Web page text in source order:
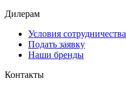
Дилерам
Условия сотрудничества
Подать заявку
Наши бренды
Контакты